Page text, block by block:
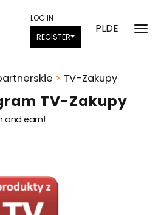
PLDE
LOG IN
REGISTER
TV-Zakupy
and earn!
> TV-Zakupy